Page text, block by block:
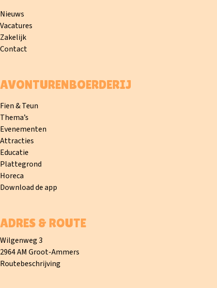
Nieuws
Vacatures
Zakelijk
Contact
AVONTURENBOERDERIJ
Fien & Teun
Thema’s
Evenementen
Attracties
Educatie
Plattegrond
Horeca
Download de app
ADRES & ROUTE
Wilgenweg 3
2964 AM Groot-Ammers
Routebeschrijving